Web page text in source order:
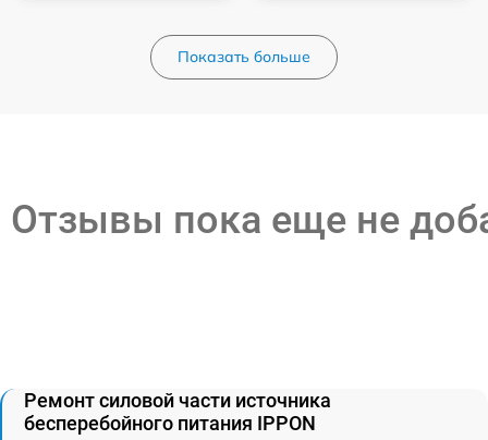
Показать больше
Отзывы пока еще не
Ремонт силовой части источника
бесперебойного питания IPPON